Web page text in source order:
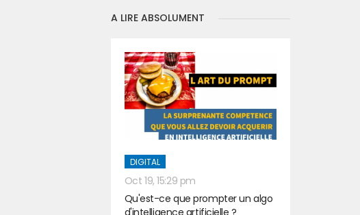
A LIRE ABSOLUMENT
DIGITAL
Oct 19, 15:29 pm
Qu'est-ce que prompter un algo
d'intelligence artificielle ?